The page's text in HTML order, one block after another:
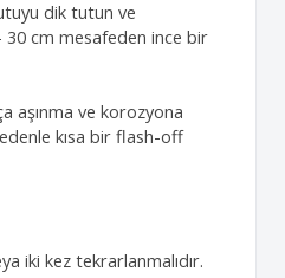
dik tutun ve
30 cm mesafeden ince bir
aşınma ve korozyona
kısa bir flash-off
iki kez tekrarlanmalıdır.